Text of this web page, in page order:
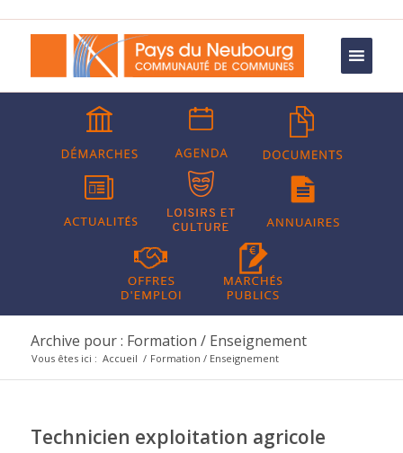
Archive pour : Formation / Enseignement
Vous êtes ici : Accueil / Formation / Enseignement
Technicien exploitation agricole